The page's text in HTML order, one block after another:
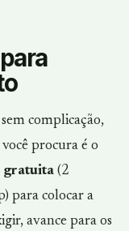
complicação,
procura é o
gratuita (2
para colocar a
avance para os